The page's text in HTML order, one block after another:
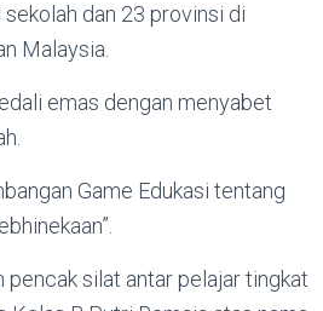
dan 23 provinsi di
Malaysia.
emas dengan menyabet
Game Edukasi tentang
silat antar pelajar tingkat